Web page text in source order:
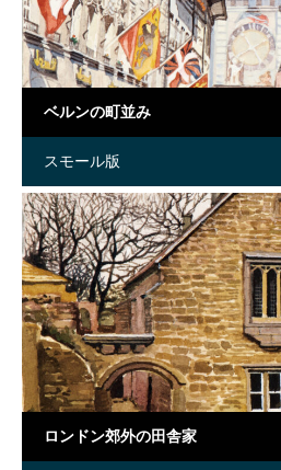
ベルンの町並み
スモール版
ロンドン郊外の田舎家